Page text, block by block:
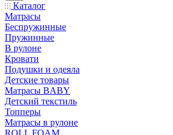
Каталог
Матрасы
Беспружинные
Пружинные
В рулоне
Кровати
Подушки и одеяла
Детские товары
Матрасы BABY
Детский текстиль
Топперы
Матрасы в рулоне
ROLL FOAM